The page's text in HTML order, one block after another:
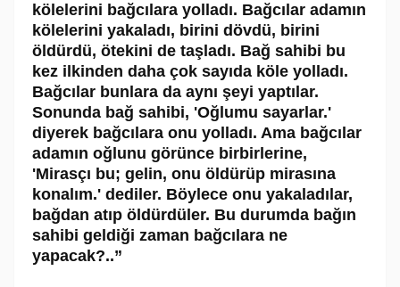
kölelerini bağcılara yolladı. Bağcılar adamın
kölelerini yakaladı, birini dövdü, birini
öldürdü, ötekini de taşladı. Bağ sahibi bu
kez ilkinden daha çok sayıda köle yolladı.
Bağcılar bunlara da aynı şeyi yaptılar.
Sonunda bağ sahibi, 'Oğlumu sayarlar.'
diyerek bağcılara onu yolladı. Ama bağcılar
adamın oğlunu görünce birbirlerine,
'Mirasçı bu; gelin, onu öldürüp mirasına
konalım.' dediler. Böylece onu yakaladılar,
bağdan atıp öldürdüler. Bu durumda bağın
sahibi geldiği zaman bağcılara ne
yapacak?..”